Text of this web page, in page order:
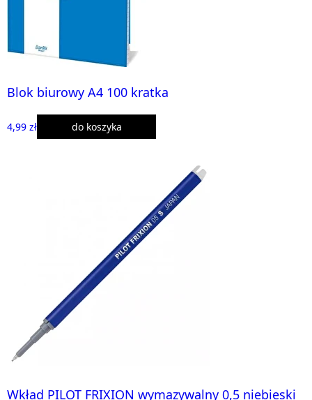
Blok biurowy A4 100 kratka
4,99 zł do koszyka
Wkład PILOT FRIXION wymazywalny 0,5 niebieski